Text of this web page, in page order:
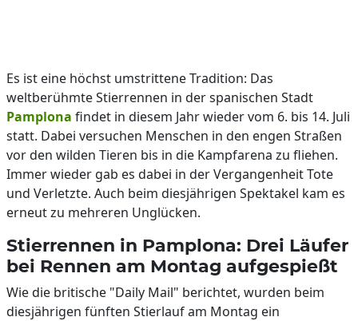
Es ist eine höchst umstrittene Tradition: Das
weltberühmte Stierrennen in der spanischen Stadt
Pamplona findet in diesem Jahr wieder vom 6. bis 14. Juli
statt. Dabei versuchen Menschen in den engen Straßen
vor den wilden Tieren bis in die Kampfarena zu fliehen.
Immer wieder gab es dabei in der Vergangenheit Tote
und Verletzte. Auch beim diesjährigen Spektakel kam es
erneut zu mehreren Unglücken.
Stierrennen in Pamplona: Drei Läufer
bei Rennen am Montag aufgespießt
Wie die britische "Daily Mail" berichtet, wurden beim
diesjährigen fünften Stierlauf am Montag ein